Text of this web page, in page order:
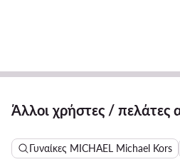
Άλλοι χρήστες / πελάτες
Γυναίκες MICHAEL Michael Kors